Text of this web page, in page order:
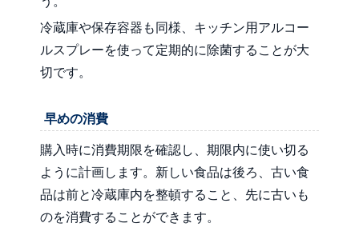
冷蔵庫や保存容器も同様、キッチン用アルコー
ルスプレーを使って定期的に除菌することが大
切です。
早めの消費
購入時に消費期限を確認し、期限内に使い切る
ように計画します。新しい食品は後ろ、古い食
品は前と冷蔵庫内を整頓すること、先に古いも
のを消費することができます。